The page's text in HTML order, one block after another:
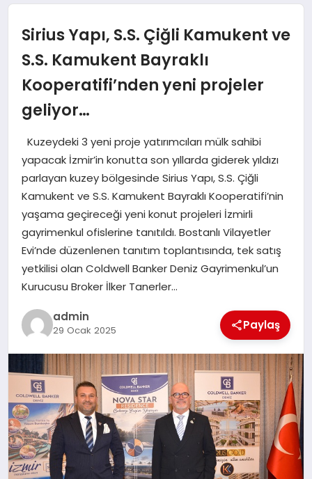
MAGAZIN
EĞITIM
TEKNOLOJI
Sirius Yapı, S.S. Çiğli Kamukent ve
S.S. Kamukent Bayraklı
Kooperatifi’nden yeni projeler
geliyor…
Kuzeydeki 3 yeni proje yatırımcıları mülk sahibi
yapacak İzmir’in konutta son yıllarda giderek yıldızı
parlayan kuzey bölgesinde Sirius Yapı, S.S. Çiğli
Kamukent ve S.S. Kamukent Bayraklı Kooperatifi’nin
yaşama geçireceği yeni konut projeleri İzmirli
gayrimenkul ofislerine tanıtıldı. Bostanlı Vilayetler
Evi’nde düzenlenen tanıtım toplantısında, tek satış
yetkilisi olan Coldwell Banker Deniz Gayrimenkul’un
Kurucusu Broker İlker Tanerler…
admin
29 Ocak 2025 Paylaş